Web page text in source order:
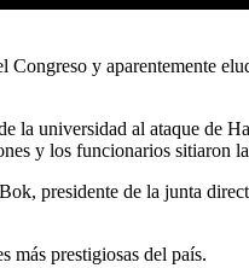
y aparentemente
universidad al ataque de
y los funcionarios sitiaron
presidente de la junta
más prestigiosas del país.